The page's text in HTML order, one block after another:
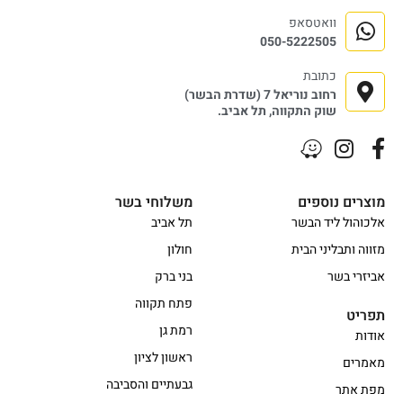
משלוחי בשר
תל אביב
חולון
בני ברק
פתח תקווה
רמת גן
ראשון לציון
גבעתיים והסביבה
מוצרים נוספים
אלכוהול ליד הבשר
מזווה ותבליני הבית
אביזרי בשר
תפריט
אודות
מאמרים
מפת אתר
וואטסאפ
050-5222505
כתובת
רחוב נוריאל 7 (שדרת הבשר)
שוק התקווה, תל אביב.